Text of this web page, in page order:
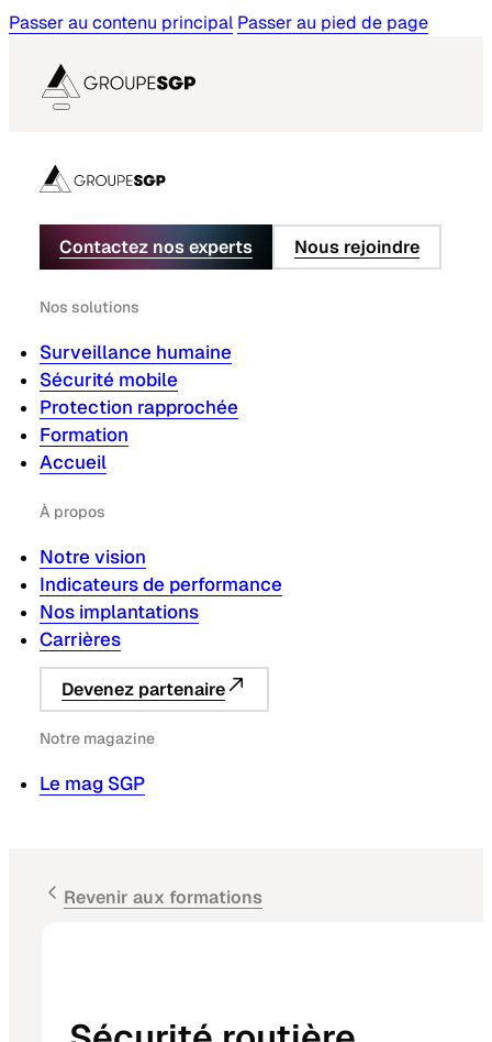
Passer au contenu principal Passer au pied de page
Contactez nos experts Nous rejoindre
Nos solutions
Surveillance humaine
Sécurité mobile
Protection rapprochée
Formation
Accueil
À propos
Notre vision
Indicateurs de performance
Nos implantations
Carrières
Devenez partenaire
Notre magazine
Le mag SGP
Revenir aux formations